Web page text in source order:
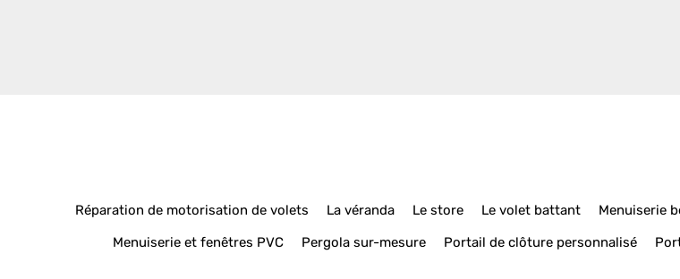
Réparation de motorisation de volets La véranda Le store Le volet battant Menuiserie
Menuiserie et fenêtres PVC
Pergola sur-mesure Portail de clôture personnalisé